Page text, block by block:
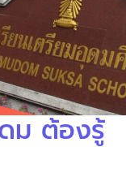
ม ต้องรู้